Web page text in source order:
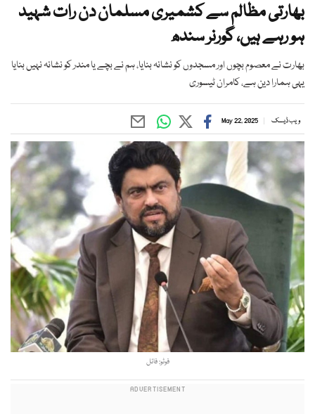
بھارتی مظالم سے کشمیری مسلمان دن رات شہید
ہو رہے ہیں، گورنر سندھ
بھارت نے معصوم بچوں اور مسجدوں کو نشانہ بنایا، ہم نے بچے یا مندر کو نشانہ نہیں بنایا
یہی ہمارا دین ہے، کامران ٹیسوری
ویب ڈیسک May 22, 2025
فوٹو: فائل